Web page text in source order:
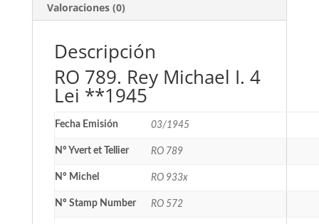
Valoraciones (0)
Descripción
RO 789. Rey Michael I. 4
Lei **1945
Fecha Emisión 03/1945
Nº Yvert et Tellier RO 789
Nº Michel RO 933x
Nº Stamp Number RO 572